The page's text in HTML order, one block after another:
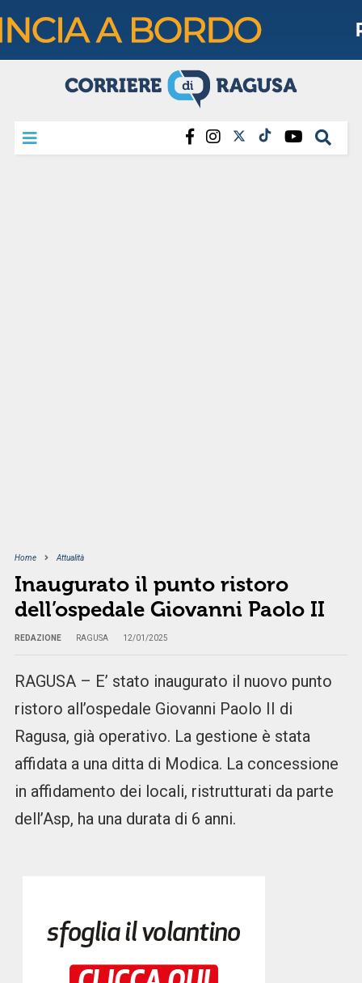
Home Attualità
Inaugurato il punto ristoro
dell’ospedale Giovanni Paolo II
REDAZIONE RAGUSA 12/01/2025
RAGUSA – E’ stato inaugurato il nuovo punto
ristoro all’ospedale Giovanni Paolo II di
Ragusa, già operativo. La gestione è stata
affidata a una ditta di Modica. La concessione
in affidamento dei locali, ristrutturati da parte
dell’Asp, ha una durata di 6 anni.